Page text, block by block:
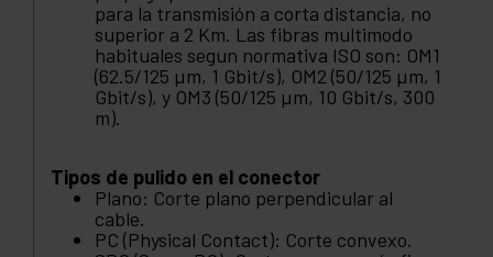
para la transmisión a corta distancia, no
superior a 2 Km. Las fibras multimodo
habituales segun normativa ISO son: OM1
(62.5/125 µm, 1 Gbit/s), OM2 (50/125 µm, 1
Gbit/s), y OM3 (50/125 µm, 10 Gbit/s, 300
m).
Tipos de pulido en el conector
Plano: Corte plano perpendicular al
cable.
PC (Physical Contact): Corte convexo.